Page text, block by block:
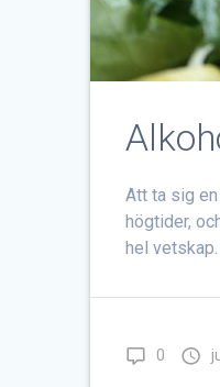
Att ta sig
högtider,
hel
0